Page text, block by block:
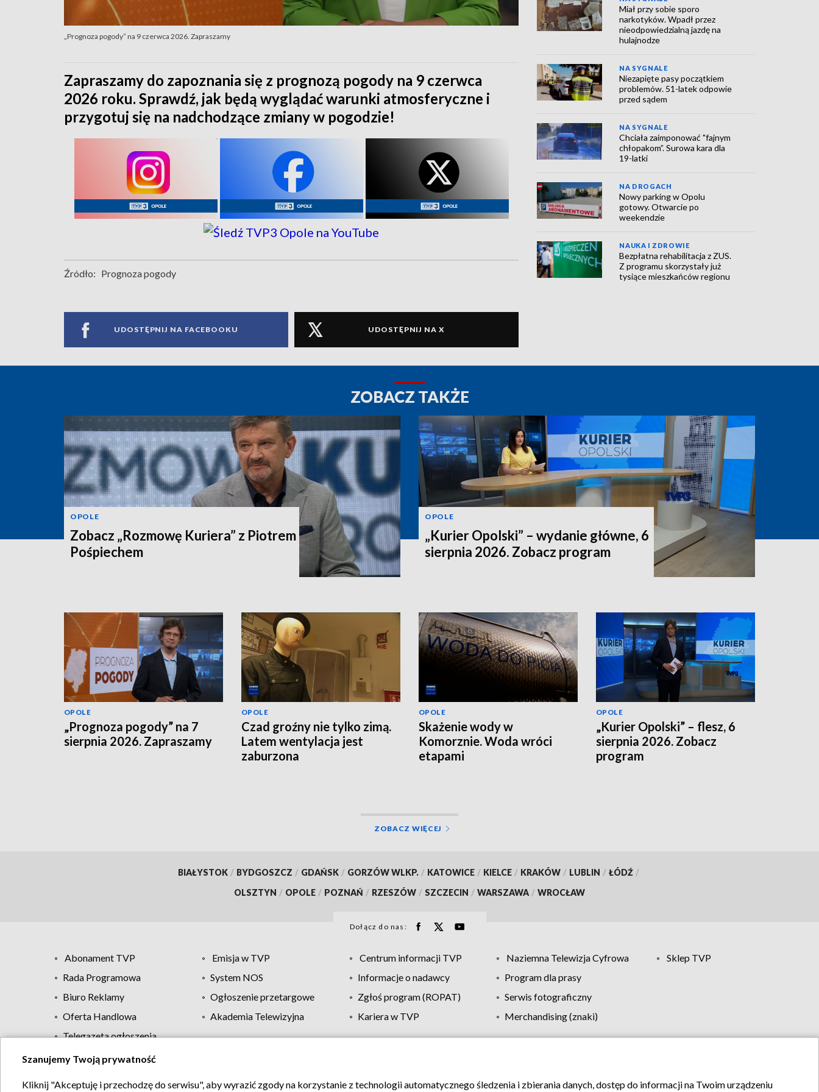
„Prognoza pogody” na 9 czerwca 2026. Zapraszamy
Zapraszamy do zapoznania się z prognozą pogody na 9 czerwca
2026 roku. Sprawdź, jak będą wyglądać warunki atmosferyczne i
przygotuj się na nadchodzące zmiany w pogodzie!
Źródło: Prognoza pogody
UDOSTĘPNIJ NA FACEBOOKU UDOSTĘPNIJ NA X
Miał przy sobie sporo
narkotyków. Wpadł przez
nieodpowiedzialną jazdę na
hulajnodze
NA SYGNALE
Niezapięte pasy początkiem
problemów. 51-latek odpowie
przed sądem
NA SYGNALE
Chciała zaimponować "fajnym
chłopakom”. Surowa kara dla
19-latki
NA DROGACH
Nowy parking w Opolu
gotowy. Otwarcie po
weekendzie
NAUKA I ZDROWIE
Bezpłatna rehabilitacja z ZUS.
Z programu skorzystały już
tysiące mieszkańców regionu
ZOBACZ TAKŻE
OPOLE
Zobacz „Rozmowę Kuriera” z Piotrem
Pośpiechem
OPOLE
„Kurier Opolski” – wydanie główne, 6
sierpnia 2026. Zobacz program
OPOLE
„Prognoza pogody” na 7
sierpnia 2026. Zapraszamy
OPOLE
Czad groźny nie tylko zimą.
Latem wentylacja jest
zaburzona
OPOLE
Skażenie wody w
Komorznie. Woda wróci
etapami
OPOLE
„Kurier Opolski” – flesz, 6
sierpnia 2026. Zobacz
program
ZOBACZ WIĘCEJ
BIAŁYSTOK / BYDGOSZCZ / GDAŃSK / GORZÓW WLKP. / KATOWICE / KIELCE / KRAKÓW / LUBLIN / ŁÓDŹ /
OLSZTYN / OPOLE / POZNAŃ / RZESZÓW / SZCZECIN / WARSZAWA / WROCŁAW
Dołącz do nas:
Abonament TVP Emisja w TVP Centrum informacji TVP Naziemna Telewizja Cyfrowa
Sklep TVP
Rada Programowa
System NOS Informacje o nadawcy
Program dla prasy
Biuro Reklamy
Ogłoszenie przetargowe Zgłoś program (ROPAT)
Serwis fotograficzny
Oferta Handlowa
Akademia Telewizyjna Kariera w TVP
Merchandising (znaki)
Telegazeta ogłoszenia
Regulamin TVP Polityka prywatności Moje zgody Pomoc Biuro reklamy Kontakt
Szanujemy Twoją prywatność
Kliknij "Akceptuję i przechodzę do serwisu", aby wyrazić zgody na korzystanie z technologii automatycznego śledzenia i zbierania danych, dostęp do informacji na Twoim urządzeniu